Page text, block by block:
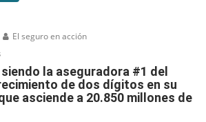
El seguro en acción
en
Allianz
continúa
siendo
la aseguradora #1 del
de dos dígitos en su
asciende a 20.850 millones de